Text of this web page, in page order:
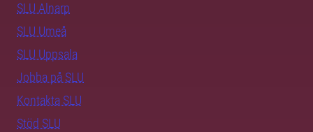
SLU Alnarp
SLU Umeå
SLU Uppsala
Jobba på SLU
Kontakta SLU
Stöd SLU